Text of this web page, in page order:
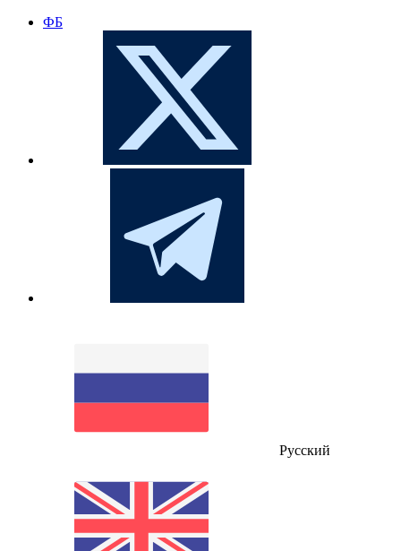
ФБ
Русский